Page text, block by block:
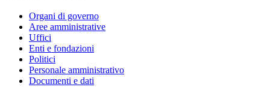
Organi di governo
Aree amministrative
Uffici
Enti e fondazioni
Politici
Personale amministrativo
Documenti e dati